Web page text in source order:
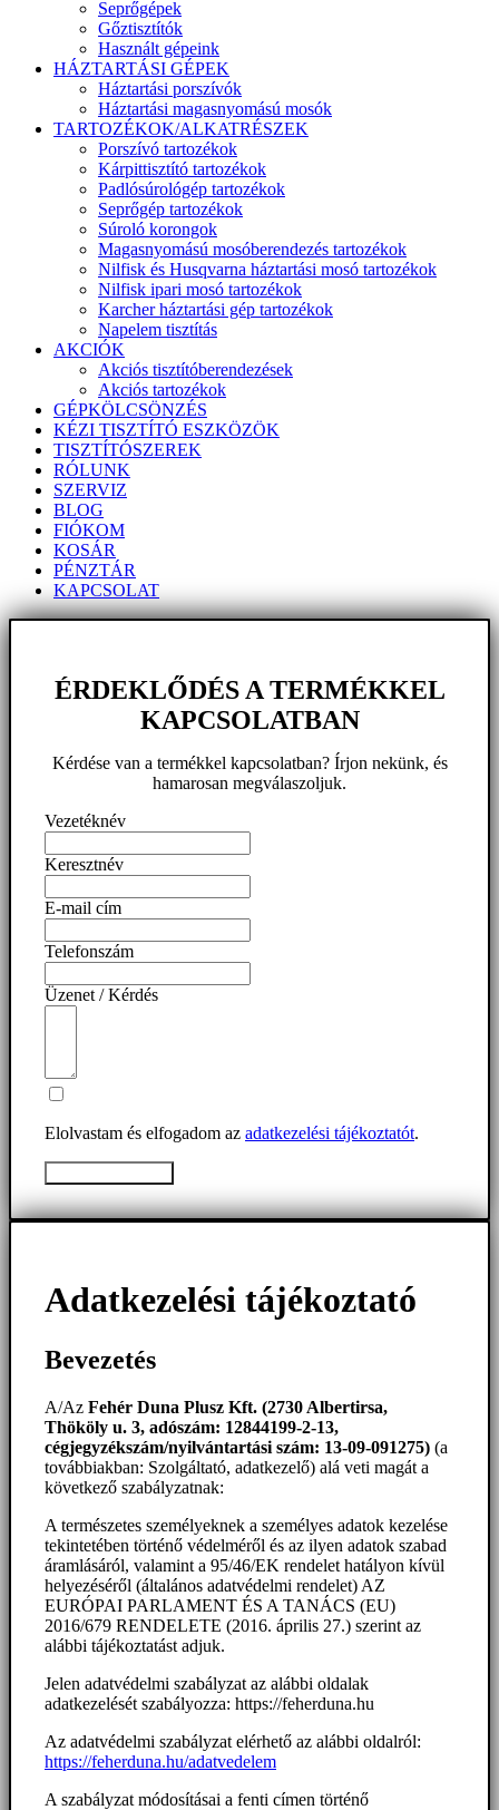
Seprőgépek
Gőztisztítók
Használt gépeink
HÁZTARTÁSI GÉPEK
Háztartási porszívók
Háztartási magasnyomású mosók
TARTOZÉKOK/ALKATRÉSZEK
Porszívó tartozékok
Kárpittisztító tartozékok
Padlósúrológép tartozékok
Seprőgép tartozékok
Súroló korongok
Magasnyomású mosóberendezés tartozékok
Nilfisk és Husqvarna háztartási mosó tartozékok
Nilfisk ipari mosó tartozékok
Karcher háztartási gép tartozékok
Napelem tisztítás
AKCIÓK
Akciós tisztítóberendezések
Akciós tartozékok
GÉPKÖLCSÖNZÉS
KÉZI TISZTÍTÓ ESZKÖZÖK
TISZTÍTÓSZEREK
RÓLUNK
SZERVIZ
BLOG
FIÓKOM
KOSÁR
PÉNZTÁR
KAPCSOLAT
ÉRDEKLŐDÉS A TERMÉKKEL
KAPCSOLATBAN
Kérdése van a termékkel kapcsolatban? Írjon nekünk, és
hamarosan megválaszoljuk.
Vezetéknév
Keresztnév
E-mail cím
Telefonszám
Üzenet / Kérdés
Elolvastam és elfogadom az adatkezelési tájékoztatót.
Adatkezelési tájékoztató
Bevezetés
A/Az Fehér Duna Plusz Kft. (2730 Albertirsa,
Thököly u. 3, adószám: 12844199-2-13,
cégjegyzékszám/nyilvántartási szám: 13-09-091275) (a
továbbiakban: Szolgáltató, adatkezelő) alá veti magát a
következő szabályzatnak:
A természetes személyeknek a személyes adatok kezelése
tekintetében történő védelméről és az ilyen adatok szabad
áramlásáról, valamint a 95/46/EK rendelet hatályon kívül
helyezéséről (általános adatvédelmi rendelet) AZ
EURÓPAI PARLAMENT ÉS A TANÁCS (EU)
2016/679 RENDELETE (2016. április 27.) szerint az
alábbi tájékoztatást adjuk.
Jelen adatvédelmi szabályzat az alábbi oldalak
adatkezelését szabályozza: https://feherduna.hu
Az adatvédelmi szabályzat elérhető az alábbi oldalról:
https://feherduna.hu/adatvedelem
A szabályzat módosításai a fenti címen történő